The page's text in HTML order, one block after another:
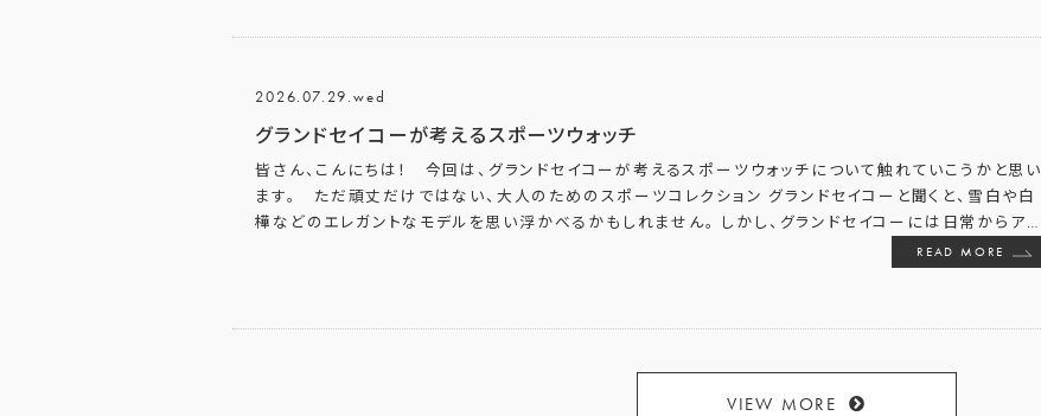
2026.07.29.wed
グランドセイコーが考えるスポーツウォッチ
皆さん、こんにちは！ 今回は、グランドセイコーが考えるスポーツウォッチについて触れていこうかと思い
ます。 ただ頑丈だけではない、大人のためのスポーツコレクション グランドセイコーと聞くと、雪白や白
樺などのエレガントなモデルを思い浮かべるかもしれません。 しかし、グランドセイコーには日常からア…
READ MORE
VIEW MORE